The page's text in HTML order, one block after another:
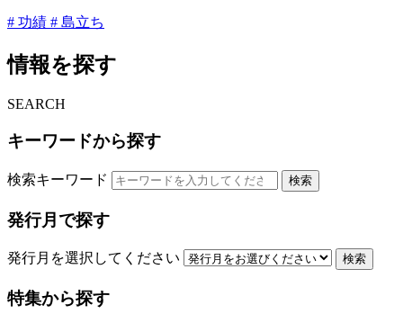
# 功績 # 島立ち
情報を探す
SEARCH
キーワードから探す
検索キーワード 検索
発行月で探す
発行月を選択してください 検索
特集から探す